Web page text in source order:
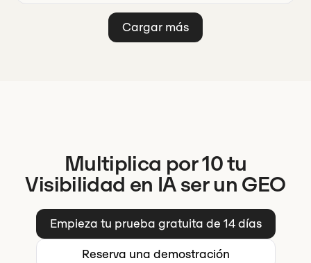
Cargar más
Multiplica por 10 tu
Visibilidad en IA ser un GEO
Empieza tu prueba gratuita de 14 días
Reserva una demostración